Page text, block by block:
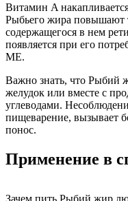
Витамин A
Рыбьего жира повышают
содержащегося в нем
появляется при его
МЕ.
Важно знать, что Рыбий
желудок или вместе с
углеводами.
пищеварение, вызывает
понос.
Применение в